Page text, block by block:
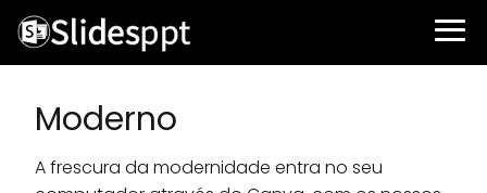
Moderno
A frescura da modernidade entra no seu